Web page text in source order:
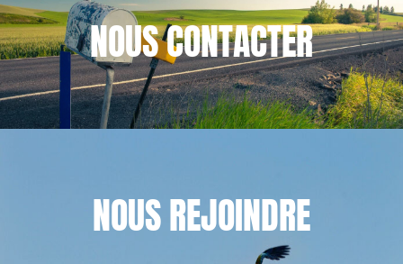
NOUSCONTACTER
NOUSREJOINDRE